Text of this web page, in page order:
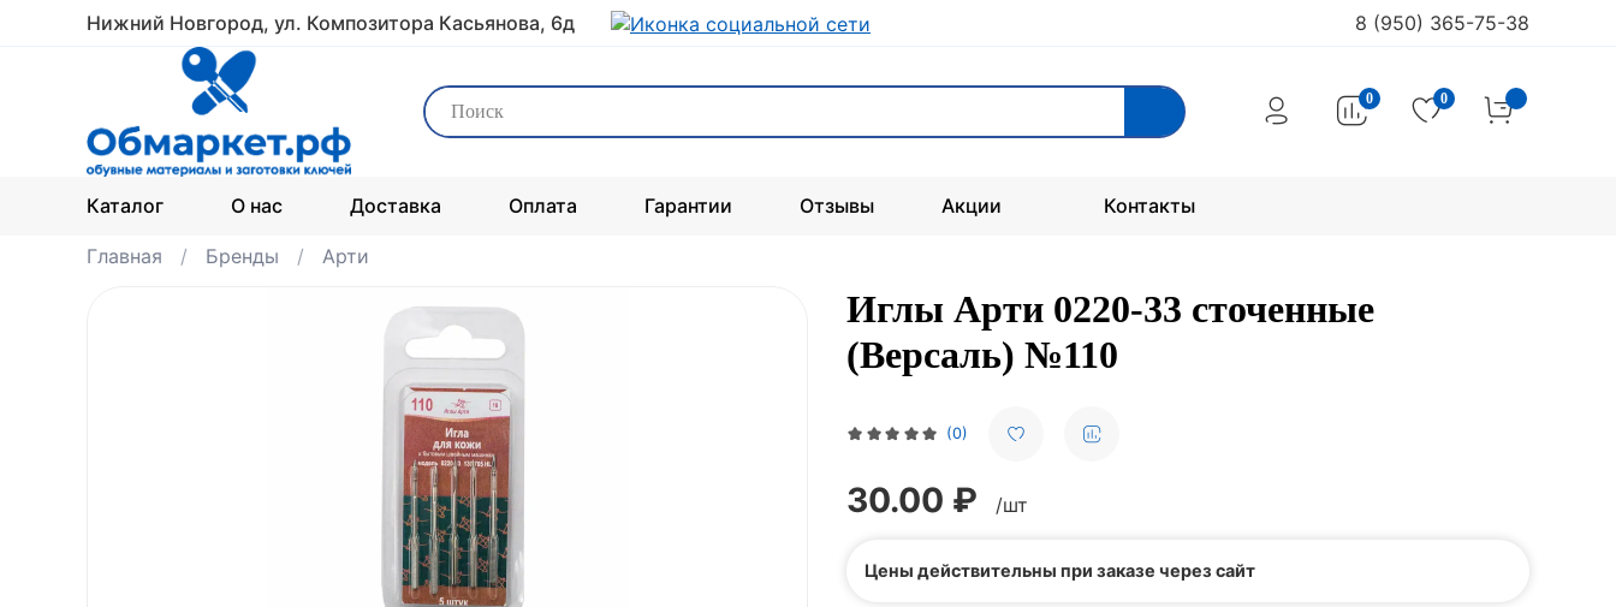
Нижний Новгород, ул. Композитора Касьянова, 6д 8 (950) 365-75-38
Каталог О нас Доставка Оплата Гарантии Отзывы Акции Контакты
0 0
Главная Бренды Арти
(0)
Иглы Арти 0220-33 сточенные
(Версаль) №110
30.00 ₽ /шт
Цены действительны при заказе через сайт